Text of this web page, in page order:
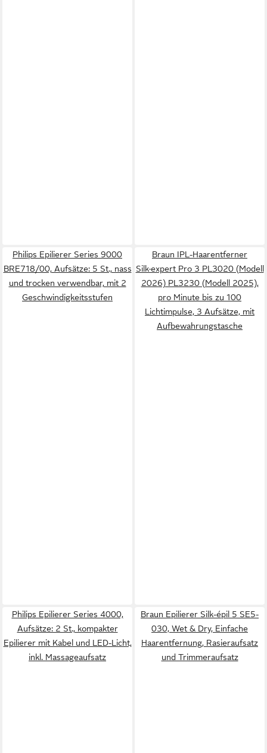
Philips Epilierer Series 9000
BRE718/00, Aufsätze: 5 St., nass
und trocken verwendbar, mit 2
Geschwindigkeitsstufen
Braun IPL-Haarentferner
Silk·expert Pro 3 PL3020 (Modell
2026) PL3230 (Modell 2025),
pro Minute bis zu 100
Lichtimpulse, 3 Aufsätze, mit
Aufbewahrungstasche
Philips Epilierer Series 4000,
Aufsätze: 2 St., kompakter
Epilierer mit Kabel und LED-Licht,
inkl. Massageaufsatz
Braun Epilierer Silk-épil 5 SE5-
030, Wet & Dry, Einfache
Haarentfernung, Rasieraufsatz
und Trimmeraufsatz